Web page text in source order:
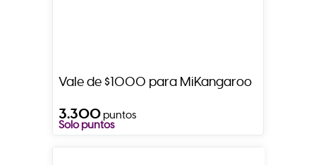
Vale de $1000 para MiKangaroo
3.300puntos
Solo puntos